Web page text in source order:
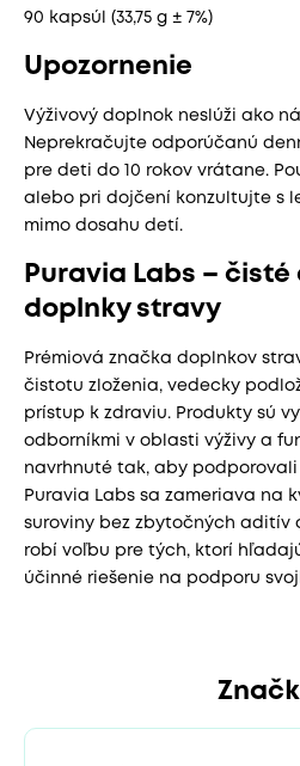
90 kapsúl (33,75 g ± 7%)
Upozornenie
Výživový doplnok neslúži ako
Neprekračujte odporúčanú
pre deti do 10 rokov vrátane.
alebo pri dojčení konzultujte s
mimo dosahu detí.
Puravia Labs –
doplnky stravy
Prémiová značka doplnkov
čistotu zloženia, vedecky
prístup k zdraviu. Produkty sú
odborníkmi v oblasti výživy a
navrhnuté tak, aby
Puravia Labs sa zameriava na
suroviny bez zbytočných aditív
robí voľbu pre tých, ktorí
účinné riešenie na podporu